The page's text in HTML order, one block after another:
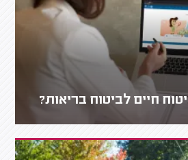
חיים לביטוח בריאות?